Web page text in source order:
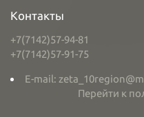
Контакты
+7(7142)57-94-81
+7(7142)57-91-75
E-mail:
Перейти к